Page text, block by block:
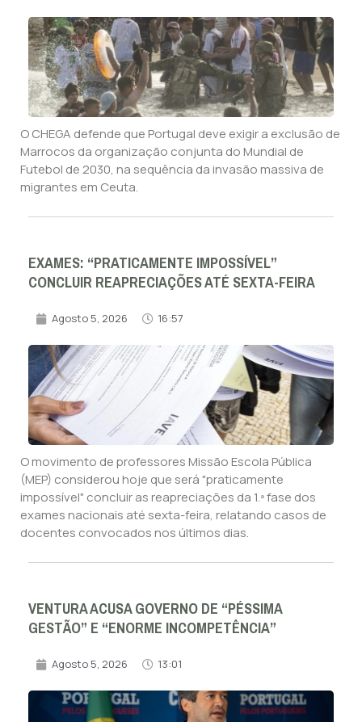
O CHEGA defende que Portugal deve exigir a exclusão de
Marrocos da organização conjunta do Mundial de
Futebol de 2030, na sequência da invasão massiva de
migrantes em Ceuta.
EXAMES: “PRATICAMENTE IMPOSSÍVEL”
CONCLUIR REAPRECIAÇÕES ATÉ SEXTA-FEIRA
Agosto 5, 2026 16:57
O movimento de professores Missão Escola Pública
(MEP) considerou hoje que será "praticamente
impossível" concluir as reapreciações da 1.ª fase dos
exames nacionais até sexta-feira, relatando casos de
docentes convocados nos últimos dias.
VENTURA ACUSA GOVERNO DE “PÉSSIMA
GESTÃO” E “ENORME INCOMPETÊNCIA”
Agosto 5, 2026 13:01